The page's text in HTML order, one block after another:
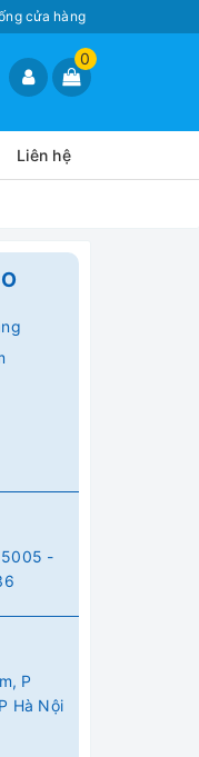
cửa hàng
0
Liên hệ
-
P
Hà Nội